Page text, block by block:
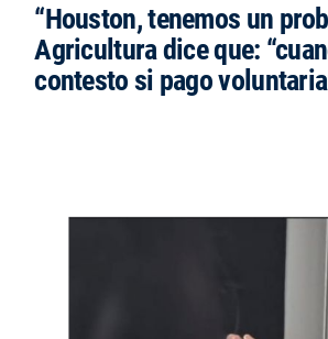
“Houston, tenemos un
Agricultura dice que:
contesto si pago